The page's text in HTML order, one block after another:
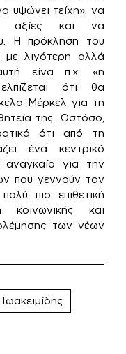
υψώνει τείχη», να
αξίες και να
Η πρόκληση του
με λιγότερη αλλά
είνα π.χ. «η
ότι θα
Μέρκελ για τη
της. Ωστόσο,
ότι από τη
ένα κεντρικό
αναγκαίο για την
που γεννούν τον
πιο επιθετική
κοινωνικής και
των νέων